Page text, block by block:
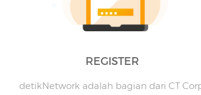
REGISTER
detikNetwork adalah bagian dari CT